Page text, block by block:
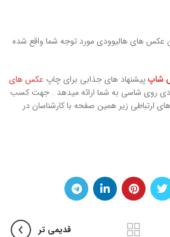
عکس های هالیوودی مورد توجه شما واقع شده
شاپپیشنهاد های جذابی برای چاپ عکس های
روی شاسی به شما ارائه میدهد . جهت کسب
ارتباطی زیر همین صفحه با کارشناسان در
قدیمی تر